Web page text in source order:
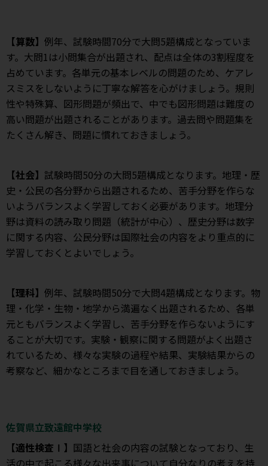
【算数】 例年、試験時間70分で大問5題構成となっていま
す。大問1は小問集合が出題され、配点は全体の3割程度を
占めています。各単元の基本レベルの問題のため、ケアレ
スミスをしないように丁寧な解答を心がけましょう。規則
性や特殊算、図形問題が頻出で、中でも図形問題は難度の
高い問題が出題されることがあります。過去問や問題集を
たくさん解き、問題に慣れておきましょう。
【社会】 試験時間50分の大問5題構成となります。地理・歴
史・公民の各分野から出題されるため、苦手分野を作らな
いようバランスよく学習しておく必要があります。地理分
野は資料の読み取り問題（統計が中心）、歴史分野は数字
に関する内容、公民分野は国際社会の内容をより重点的に
学習しておくとよいでしょう。
【理科】 例年、試験時間50分で大問4題構成となります。物
理・化学・生物・地学から満遍なく出題されるため、各単
元ともバランスよく学習し、苦手分野を作らないようにす
ることが大切です。実験・観察に関する問題がよく出題さ
れているため、様々な実験の過程や結果、実験結果からの
考察など、細かなところまで目を通しておきましょう。
佐賀県立致遠館中学校
【適性検査Ⅰ】 国語と社会の内容の試験となっており、生
活の中で起こる様々な出来事について自分なりの考えを持